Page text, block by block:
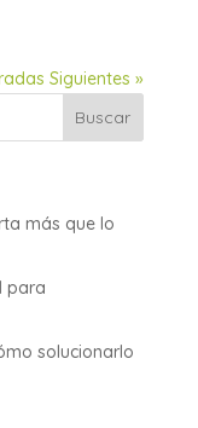
Siguientes »
más que lo
para
solucionarlo